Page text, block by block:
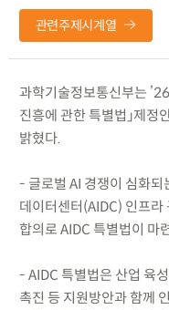
관련주제시계열
과학기술정보통신부는
진흥에 관한 특별법」제정
밝혔다.
- 글로벌 AI 경쟁이 심화되
데이터센터(AIDC) 인프라
합의로 AIDC 특별법이 마
- AIDC 특별법은 산업 육
촉진 등 지원방안과 함께